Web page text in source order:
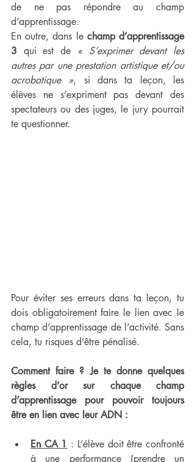
de ne pas répondre au champ
d’apprentissage.
En outre, dans le champ d’apprentissage
3 qui est de « S’exprimer devant les
autres par une prestation artistique et/ou
acrobatique », si dans ta leçon, les
élèves ne s’expriment pas devant des
spectateurs ou des juges, le jury pourrait
te questionner.
Pour éviter ses erreurs dans ta leçon, tu
dois obligatoirement faire le lien avec le
champ d’apprentissage de l’activité. Sans
cela, tu risques d’être pénalisé.
Comment faire ? Je te donne quelques
règles d’or sur chaque champ
d’apprentissage pour pouvoir toujours
être en lien avec leur ADN :
En CA 1 : L’élève doit être confronté
à une performance (prendre un